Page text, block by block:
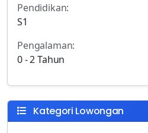
Pendidikan:
S1
Pengalaman:
0 - 2 Tahun
Kategori Lowongan